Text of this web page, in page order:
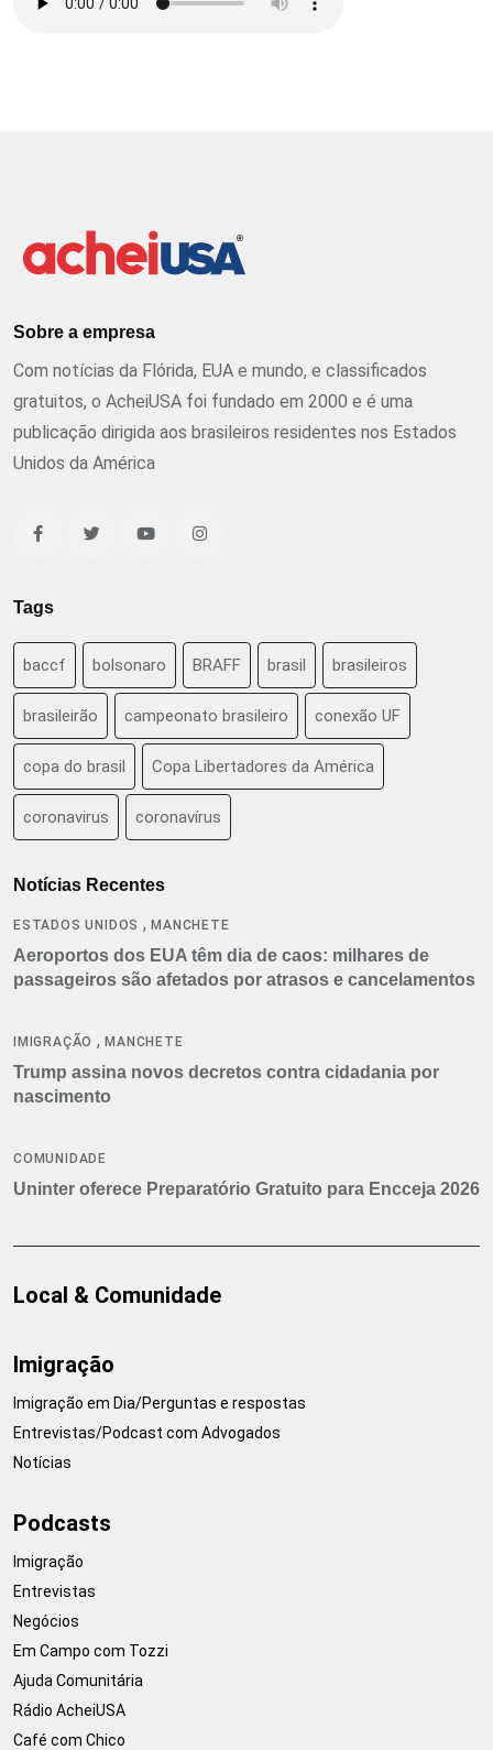
Sobre a empresa
Com notícias da Flórida, EUA e mundo, e classificados
gratuitos, o AcheiUSA foi fundado em 2000 e é uma
publicação dirigida aos brasileiros residentes nos Estados
Unidos da América
Tags
baccf bolsonaro BRAFF brasil brasileiros
brasileirão campeonato brasileiro conexão UF
copa do brasil Copa Libertadores da América
coronavirus coronavírus
Notícias Recentes
ESTADOS UNIDOS ,MANCHETE
Aeroportos dos EUA têm dia de caos: milhares de
passageiros são afetados por atrasos e cancelamentos
IMIGRAÇÃO ,MANCHETE
Trump assina novos decretos contra cidadania por
nascimento
COMUNIDADE
Uninter oferece Preparatório Gratuito para Encceja 2026
Local & Comunidade
Imigração
Imigração em Dia/Perguntas e respostas
Entrevistas/Podcast com Advogados
Notícias
Podcasts
Imigração
Entrevistas
Negócios
Em Campo com Tozzi
Ajuda Comunitária
Rádio AcheiUSA
Café com Chico